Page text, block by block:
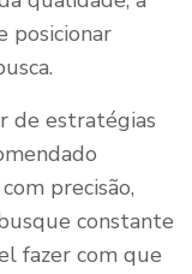
posicionar
de estratégias
precisão,
constante
fazer com que